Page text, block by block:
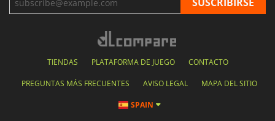
TIENDAS PLATAFORMA DE JUEGO CONTACTO
PREGUNTAS MÁS FRECUENTES AVISO LEGAL MAPA DEL SITIO
SPAIN